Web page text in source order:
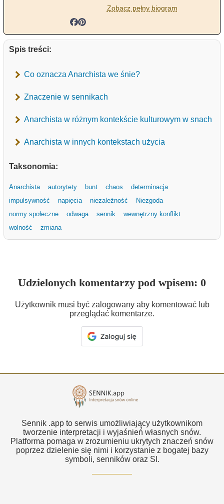
Zobacz pełny biogram
Spis treści:
Co oznacza Anarchista we śnie?
Znaczenie w sennikach
Anarchista w różnym kontekście kulturowym w snach
Anarchista w innych kontekstach użycia
Taksonomia:
Anarchista autorytety bunt chaos
determinacja
impulsywność
napięcia niezależność
Niezgoda
normy społeczne
odwaga sennik
wewnętrzny konflikt
wolność
zmiana
Udzielonych komentarzy pod wpisem: 0
Użytkownik musi być zalogowany aby komentować lub
przeglądać komentarze.
Sennik .app to serwis umożliwiający użytkownikom
tworzenie interpretacji i wyjaśnień własnych snów.
Platforma pomaga w zrozumieniu ukrytych znaczeń snów
poprzez dzielenie się nimi i korzystanie z bogatej bazy
symboli, senników oraz SI.